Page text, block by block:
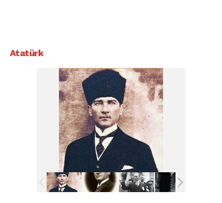
Atatürk